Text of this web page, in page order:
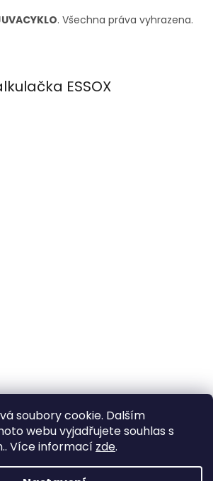
soubory cookie. Dalším
webu vyjadřujete souhlas s
Více informací zde.
. Všechna práva vyhrazena.
ESSOX